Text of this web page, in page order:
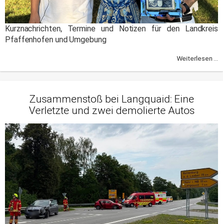
Kurznachrichten, Termine und Notizen für den Landkreis
Pfaffenhofen und Umgebung
Weiterlesen ...
Zusammenstoß bei Langquaid: Eine
Verletzte und zwei demolierte Autos